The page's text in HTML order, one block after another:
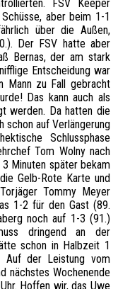
FSV Keeper
aber beim 1-1
über die Außen,
Der FSV hatte aber
Bernas, der am stark
Entscheidung war
Mann zu Fall gebracht
Das kann auch als
werden. Da hatten die
schon auf Verlängerung
Schlussphase
Tom Wolny nach
Minuten später bekam
Gelb-Rote Karte und
Tommy Meyer
1-2 für den Gast (89.
noch auf 1-3 (91.)
dringend an der
schon in Halbzeit 1
Auf der Leistung vom
nächstes Wochenende
Hoffen wir, das Uwe